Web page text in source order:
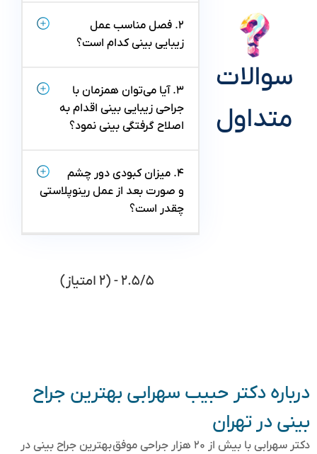
سوالات
متداول
۲. فصل مناسب عمل
زیبایی بینی کدام است؟
۳. آیا می‌توان همزمان با
جراحی زیبایی بینی اقدام به
اصلاح گرفتگی بینی نمود؟
۴. میزان کبودی دور چشم
و صورت بعد از عمل رینوپلاستی
چقدر است؟
۲.۵/۵ - (۲ امتیاز)
درباره دکتر حبیب سهرابی بهترین جراح
بینی در تهران
دکتر سهرابی با بیش از ۲۰ هزار جراحی موفق بهترین جراح بینی در